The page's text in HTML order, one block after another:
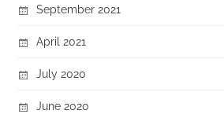
September 2021
April 2021
July 2020
June 2020